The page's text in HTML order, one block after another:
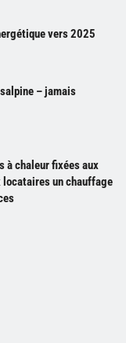
vers 2025
– jamais
à chaleur fixées aux
un chauffage